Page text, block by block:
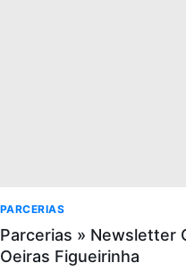
PARCERIAS
Parcerias » Newsletter
Oeiras Figueirinha